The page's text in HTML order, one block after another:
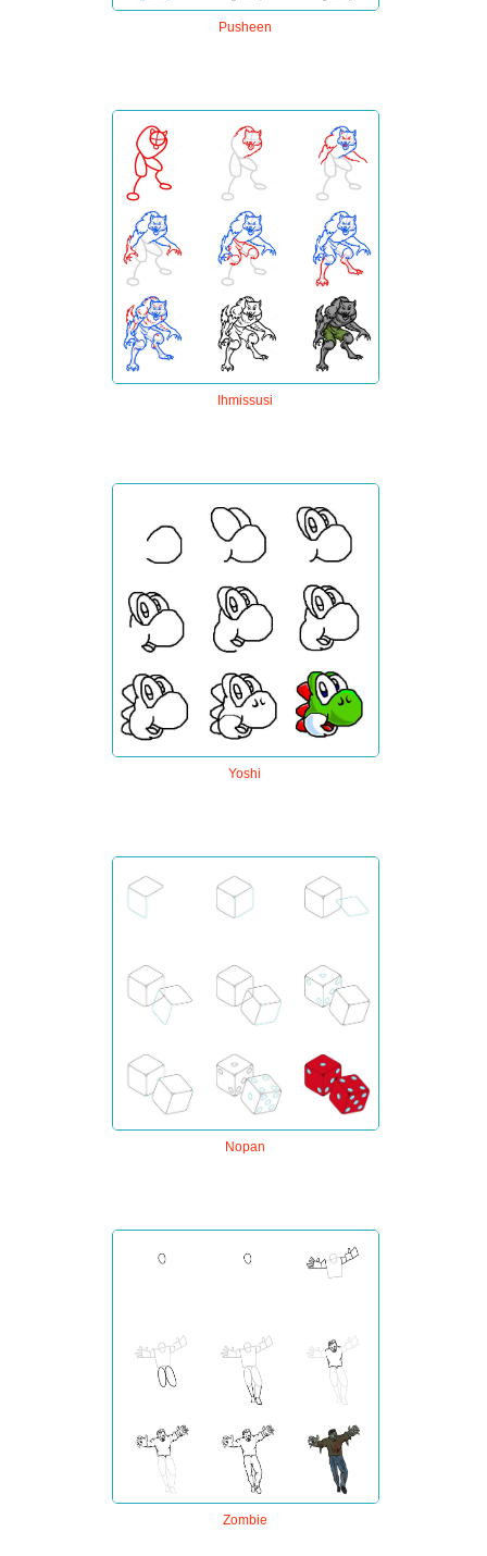
Pusheen
Ihmissusi
Yoshi
Nopan
Zombie